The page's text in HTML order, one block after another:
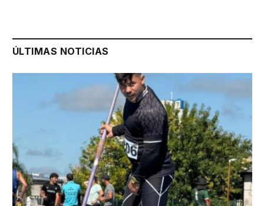
ÚLTIMAS NOTICIAS